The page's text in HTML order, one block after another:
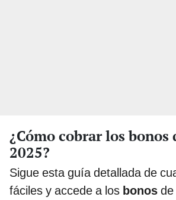
¿Cómo cobrar los
2025?
Sigue esta guía detallada de
fáciles y accede a los bonos